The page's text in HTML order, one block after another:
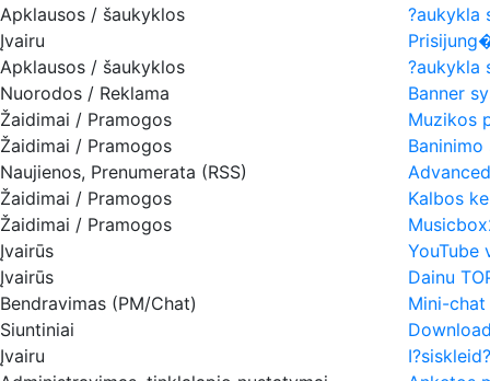
Apklausos / šaukyklos
?aukykla
Įvairu
Apklausos / šaukyklos
?aukykla
Nuorodos / Reklama
Banner
Žaidimai / Pramogos
Muzikos
Žaidimai / Pramogos
Baninimo
Naujienos, Prenumerata (RSS)
Žaidimai / Pramogos
Kalbos
Žaidimai / Pramogos
Įvairūs
YouTube
Įvairūs
Dainu
Bendravimas (PM/Chat)
Mini-chat
Siuntiniai
Įvairu